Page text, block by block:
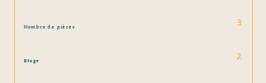
Nombre de pièces 3
Etage 2